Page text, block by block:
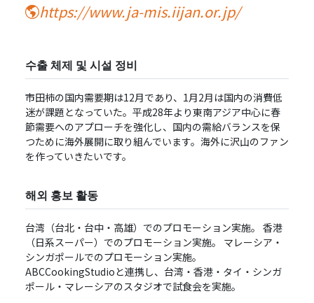
https://www.ja-mis.iijan.or.jp/
수출 체제 및 시설 정비
市⽥柿の国内需要期は12⽉であり、1⽉2⽉は国内の消費低
迷が課題となっていた。平成28年より東南アジア中⼼に春
節需要へのアプローチを強化し、国内の需給バランスを保
つために海外展開に取り組んでいます。海外に沢⼭のファン
を作っていきたいです。
해외 홍보 활동
台湾（台北・台中・⾼雄）でのプロモーション実施。 ⾹港
（⽇系スーパー）でのプロモーション実施。 マレーシア・
シンガポールでのプロモーション実施。
ABCCookingStudioと連携し、台湾・⾹港・タイ・シンガ
ポール・マレーシアのスタジオで試⾷会を実施。